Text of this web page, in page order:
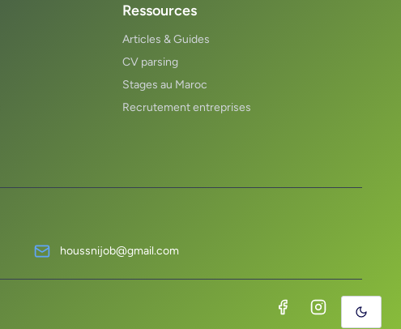
Ressources
Articles & Guides
CV parsing
Stages au Maroc
Recrutement entreprises
houssnijob@gmail.com